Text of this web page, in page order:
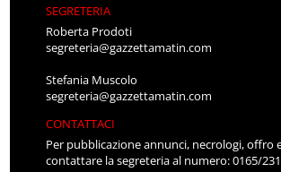
SEGRETERIA
Roberta Prodoti
segreteria@gazzettamatin.com
Stefania Muscolo
segreteria@gazzettamatin.com
CONTATTACI
Per pubblicazione annunci, necrologi, offro
contattare la segreteria al numero: 0165/